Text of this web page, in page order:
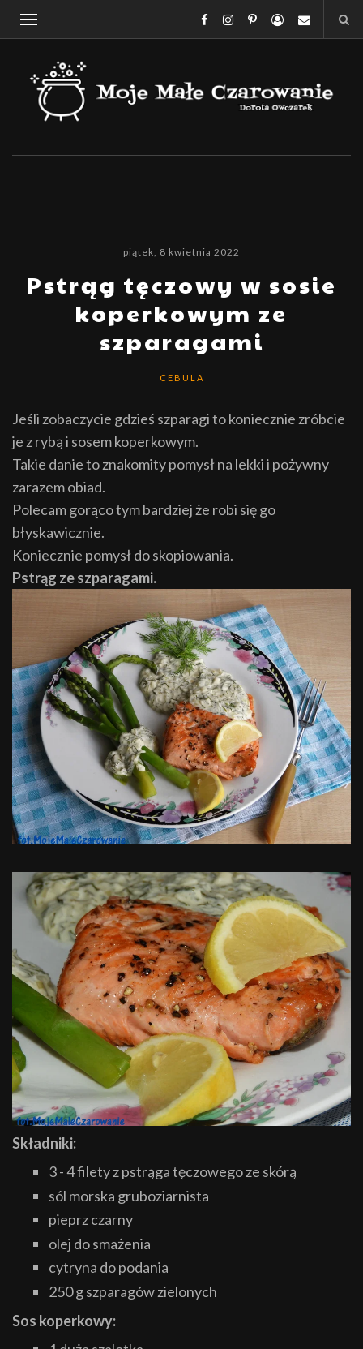
piątek, 8 kwietnia 2022
Pstrąg tęczowy w sosie
koperkowym ze
szparagami
CEBULA
Jeśli zobaczycie gdzieś szparagi to koniecznie zróbcie
je z rybą i sosem koperkowym.
Takie danie to znakomity pomysł na lekki i pożywny
zarazem obiad.
Polecam gorąco tym bardziej że robi się go
błyskawicznie.
Koniecznie pomysł do skopiowania.
Pstrąg ze szparagami.
Składniki:
3 - 4 filety z pstrąga tęczowego ze skórą
sól morska gruboziarnista
pieprz czarny
olej do smażenia
cytryna do podania
250 g szparagów zielonych
Sos koperkowy: